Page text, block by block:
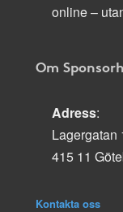
online –
Om
Adress:
Lagergatan
415 11
Kontakta oss